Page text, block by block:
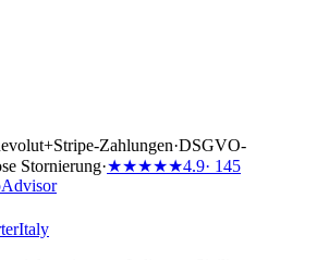
+Stripe-Zahlungen·DSGVO-
Stornierung·★★★★★4.9· 145
Italy